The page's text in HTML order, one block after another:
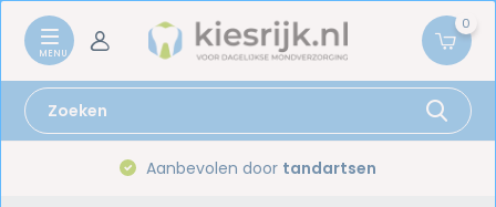
0
Aanbevolen doortandartsen